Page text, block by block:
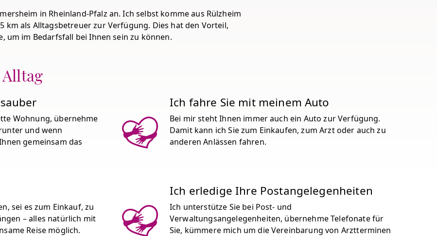
in Rheinland-Pfalz an. Ich selbst komme aus Rülzheim
km als Alltagsbetreuer zur Verfügung. Dies hat den Vorteil,
um im Bedarfsfall bei Ihnen sein zu können.
Wohnung, übernehme
und wenn
gemeinsam das
Ich fahre Sie mit meinem Auto
Bei mir steht Ihnen immer auch ein Auto zur Verfügung.
Damit kann ich Sie zum Einkaufen, zum Arzt oder auch zu
anderen Anlässen fahren.
sei es zum Einkauf, zu
– alles natürlich mit
Reise möglich.
Ich erledige Ihre Postangelegenheiten
Ich unterstütze Sie bei Post- und
Verwaltungsangelegenheiten, übernehme Telefonate für
Sie, kümmere mich um die Vereinbarung von Arztterminen